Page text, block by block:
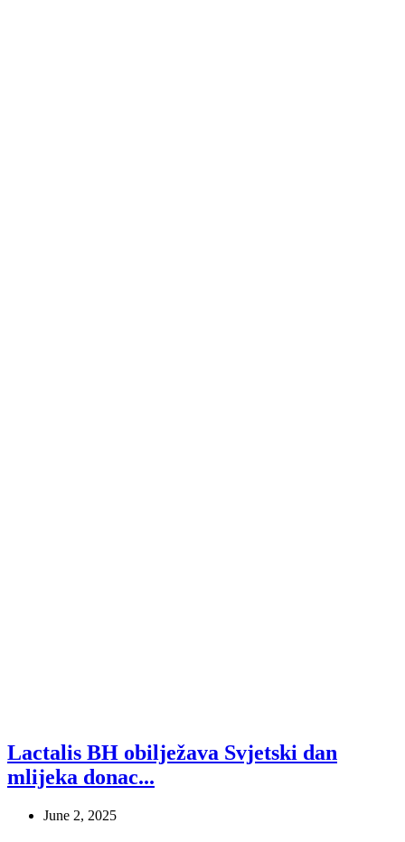
Lactalis BH obilježava Svjetski dan
mlijeka donac...
June 2, 2025